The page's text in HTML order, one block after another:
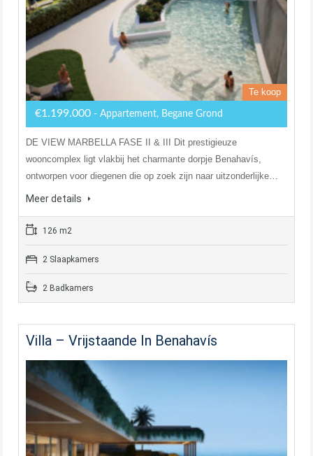
Te koop
€1.199.000 - Appartement, Begane Grond
DE VIEW MARBELLA FASE II & III Dit prestigieuze
wooncomplex ligt vlakbij het charmante dorpje Benahavís,
ontworpen voor diegenen die op zoek zijn naar uitzonderlijke…
Meer details
126 m2
2 Slaapkamers
2 Badkamers
Villa – Vrijstaande In Benahavís